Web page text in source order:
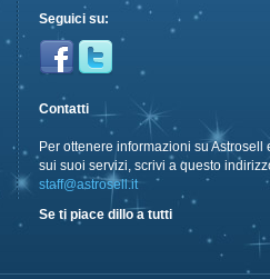
Seguici su:
Contatti
Per ottenere informazioni su Astrosell
sui suoi servizi, scrivi a questo
staff@astrosell.it
Se ti piace dillo a tutti